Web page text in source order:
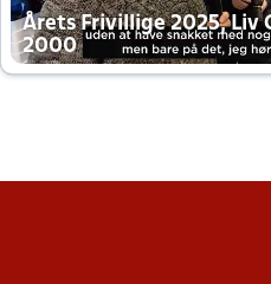
Årets Frivillige 2025, Liv
2000